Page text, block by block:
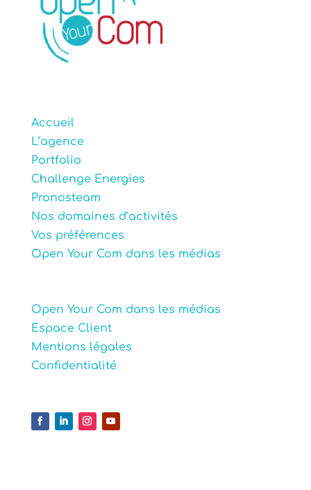
Accueil
L’agence
Portfolio
Challenge Energies
Pronosteam
Nos domaines d’activités
Vos préférences
Open Your Com dans les médias
Open Your Com dans les médias
Espace Client
Mentions légales
Confidentialité